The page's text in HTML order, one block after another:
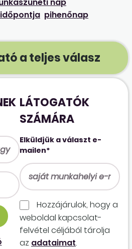
nap
pihenőnap
a teljes válasz
LÁTOGATÓK
SZÁMÁRA
Elküldjük a választ e-
mailen*
Hozzájárulok, hogy a
weboldal kapcso­lat­
felvétel céljából tárolja
az adataimat.